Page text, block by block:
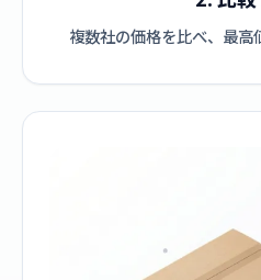
複数社の価格を比べ、最高